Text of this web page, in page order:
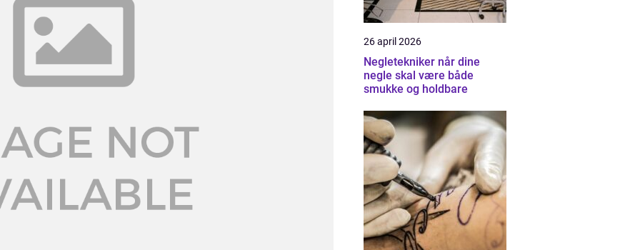
26 april 2026
Negletekniker når dine
negle skal være både
smukke og holdbare